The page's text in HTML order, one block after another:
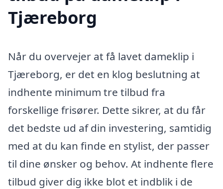
Tjæreborg
Når du overvejer at få lavet dameklip i
Tjæreborg, er det en klog beslutning at
indhente minimum tre tilbud fra
forskellige frisører. Dette sikrer, at du får
det bedste ud af din investering, samtidig
med at du kan finde en stylist, der passer
til dine ønsker og behov. At indhente flere
tilbud giver dig ikke blot et indblik i de